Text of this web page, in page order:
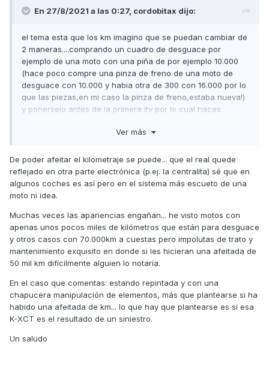
2 o 3 sitios que se quedan reflejados los km reales por si a
algun listo le da por quitarle km conectando algun
En 27/8/2021 a las 0:27, cordobitax dijo:
el tema esta que los km imagino que se puedan cambiar de
2 maneras....comprando un cuadro de desguace por
ejemplo de una moto con una piña de por ejemplo 10.000
(hace poco compre una pinza de freno de una moto de
desguace con 10.000 y habia otra de 300 con 16.000 por lo
que las piezas,en mi caso la pinza de freno,estaba nueva!)
y ponerselo antes de la primera itv por lo cual haces
(que no se porque me da la impresion que es esta la
por software por si tienes que "casar" un cuadro nuevo o
le has puesto el motor nuevo etc....en el caso de mi coche
en un sitio se cambian los km del cuadro pero no de la
centralita por lo que visualmente cambias los km pero por
de modificarlos tambien o ya era en un tercer sitio,no
recuerdo porque no es algo que haga ni valla a hacer por
eso no le presto tanta atencion.
el caso es saber si en estas motos es igual o solo hay un
tengo cable pero todo se andara,mas que nada por probar
que mienten porque lo se seguro....no puede ser que una
moto con supuestos 7 años y solo 5.000km tenga piezas
MAS gastadas que mi moto que tiene 68.000km y peor trato
grises y los negros!
Ver más
De poder afeitar el kilometraje se puede... que el real quede
reflejado en otra parte electrónica (p.ej. la centralita) sé que en
algunos coches es así pero en el sistema más escueto de una
moto ni idea.
Muchas veces las apariencias engañan... he visto motos con
apenas unos pocos miles de kilómetros que están para desguace
y otros casos con 70.000km a cuestas pero impolutas de trato y
mantenimiento exquisito en donde si les hicieran una afeitada de
50 mil km difícilmente alguien lo notaría.
En el caso que comentas: estando repintada y con una
chapucera manipulación de elementos, más que plantearse si ha
habido una afeitada de km... lo que hay que plantearse es si esa
K-XCT es el resultado de un siniestro.
Un saludo